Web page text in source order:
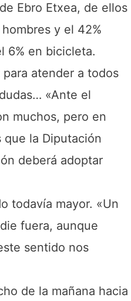
Ebro Etxea, de ellos
y el 42%
6% en bicicleta.
atender a todos
«Ante el
muchos, pero en
la Diputación
deberá adoptar
todavía mayor. «Un
fuera, aunque
sentido nos
de la mañana hacia